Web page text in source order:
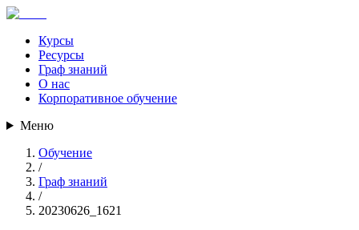
Курсы
Ресурсы
Граф знаний
О нас
Корпоративное обучение
Меню
Обучение
/
Граф знаний
/
20230626_1621